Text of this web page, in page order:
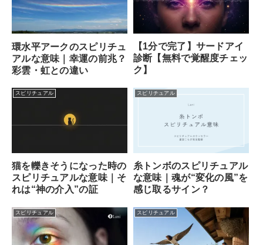
環水平アークのスピリチュ
アルな意味｜幸運の前兆？
彩雲・虹との違い
【1分で完了】サードアイ
診断【無料で覚醒度チェッ
ク】
スピリチュアル
猫を轢きそうになった時の
スピリチュアルな意味｜そ
れは“神の介入”の証
スピリチュアル
糸トンボのスピリチュアル
な意味｜魂が“変化の風”を
感じ取るサイン？
スピリチュアル スピリチュアル